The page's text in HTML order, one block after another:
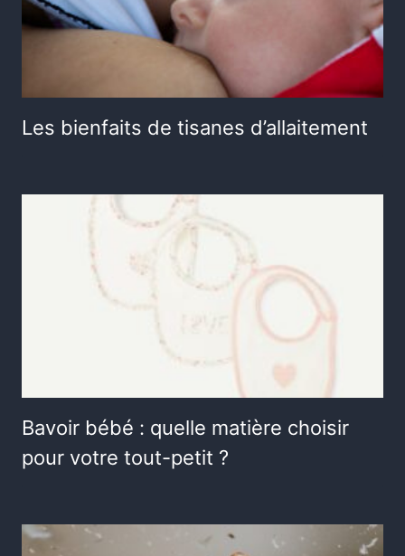
Les bienfaits de tisanes d’allaitement
Bavoir bébé : quelle matière choisir
pour votre tout-petit ?